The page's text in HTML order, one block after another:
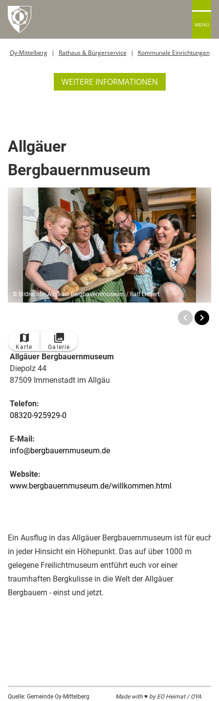
MENÜ
Oy-Mittelberg Rathaus & Bürgerservice Kommunale Einrichtungen
WEITERE INFORMATIONEN
Allgäuer
Bergbauernmuseum
© Bildrechte: Allgäuer Bergbauernmuseum / Ralf Lienert
Karte Galerie
Allgäuer Bergbauernmuseum
Diepolz 44
87509 Immenstadt im Allgäu
Telefon:
08320-925929-0
E-Mail:
info@bergbauernmuseum.de
Website:
www.bergbauernmuseum.de/willkommen.html
Ein Ausflug in das Allgäuer Bergbauernmuseum ist für euch
in jeder Hinsicht ein Höhepunkt. Das auf über 1000 m
gelegene Freilichtmuseum entführt euch vor einer
traumhaften Bergkulisse in die Welt der Allgäuer
Bergbauern - einst und jetzt.
Quelle: Gemeinde Oy-Mittelberg
Made with ♥ by EO Heimat / OYA